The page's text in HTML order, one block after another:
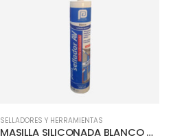
SELLADORES Y HERRAMIENTAS
MASILLA SILICONADA BLANCO PENNSYLVANIA